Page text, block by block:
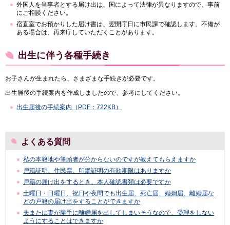
外国人を当事者とする届け出は、国によって法律が異なりますので、事前
にご相談ください。
宿直室でお預かりした届け書は、翌開庁日に市民課で確認します。不備が
ある場合は、再来庁していただくことがあります。
出生に伴う各種手続き
お子さんが生まれたら、さまざまな手続きが必要です。
出生届後の手続案内を作成しましたので、参考にしてください。
出生届後の手続案内（PDF：722KB）
よくある質問
私の本籍地や筆頭者が分からないのですが教えてもらえますか
戸籍証明、住民票、印鑑証明の有効期限はありますか
戸籍の届け出をするとき、本人確認書類は必要ですか
土曜日・日曜日、祝日や夜間でも出生届、死亡届、婚姻届、離婚届な
どの戸籍の届け出をすることができますか
夫または妻が勝手に離婚届を出してしまいそうなので、受理をしない
ようにすることはできますか